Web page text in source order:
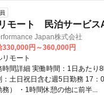
モート 民泊サービス
Japan株式会社
330,000円～360,000円
リモート
時間詳細 実働時間：1日あた
：土日祝日含む週5日勤務 17
務） ・1時間休憩の他に前半...